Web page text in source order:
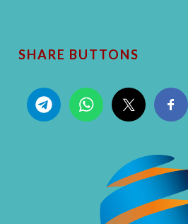
SHARE BUTTONS